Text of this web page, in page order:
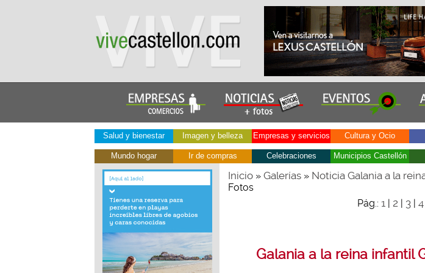
Salud y bienestar Imagen y belleza Empresas y servicios Cultura y Ocio
Mundo hogar Ir de compras Celebraciones Municipios Castellón
Inicio» Galerías» Noticia Galania a la
Fotos
Pág.: 1| 2| 3| 4
Galania a la reina infantil